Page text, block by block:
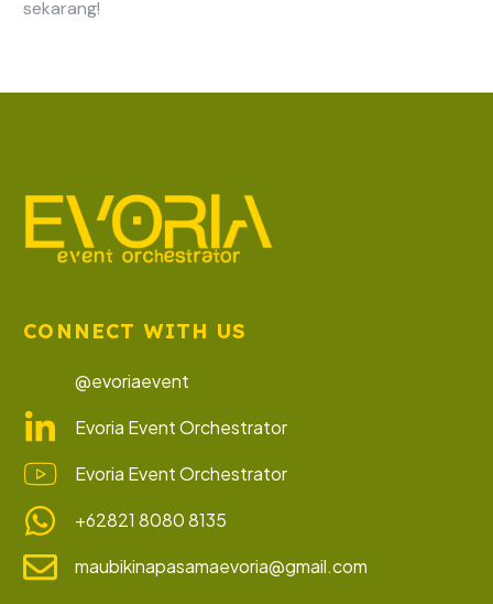
sekarang!
CONNECT WITH US
@evoriaevent
Evoria Event Orchestrator
Evoria Event Orchestrator
+62821 8080 8135
maubikinapasamaevoria@gmail.com